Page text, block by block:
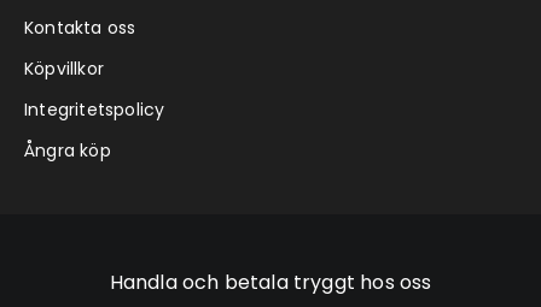
Kontakta oss
Köpvillkor
Integritetspolicy
Ångra köp
Handla och betala tryggt hos oss